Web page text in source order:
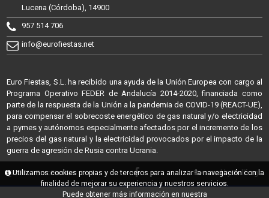
Lucena (Córdoba), 14900
957 514 706
info@eurofiestas.net
Euro Fiestas, S.L. ha recibido una ayuda de la Unión Europea con cargo al
Programa Operativo FEDER de Andalucía 2014-2020, financiada como
parte de la respuesta de la Unión a la pandemia de COVID-19 (REACT-UE),
para compensar el sobrecoste energético de gas natural y/o electricidad
a pymes y autónomos especialmente afectados por el incremento de los
precios del gas natural y la electricidad provocados por el impacto de la
guerra de agresión de Rusia contra Ucrania.
@2026 - EuroFiestas Powered by Sellforge
Utilizamos cookies propias y de terceros para analizar la navegación con la
finalidad de mejorar su experiencia y nuestros servicios.
Puede obtener más información en nuestra